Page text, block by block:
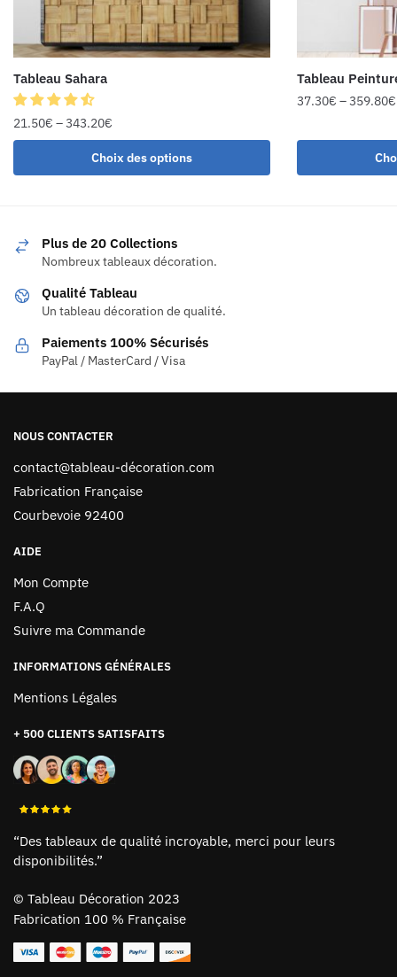
Tableau Sahara
21.50€ –343.20€
Choix des options
Tableau
37.30€ –359.80€
Plus de 20 Collections
Nombreux tableaux décoration.
Qualité Tableau
Un tableau décoration de qualité.
Paiements 100% Sécurisés
PayPal / MasterCard / Visa
NOUS CONTACTER
contact@tableau-décoration.com
Fabrication Française
Courbevoie 92400
AIDE
Mon Compte
F.A.Q
Suivre ma Commande
INFORMATIONS GÉNÉRALES
Mentions Légales
+ 500 CLIENTS SATISFAITS
“Des tableaux de qualité incroyable, merci pour leurs
disponibilités.”
© Tableau Décoration 2023
Fabrication 100 % Française